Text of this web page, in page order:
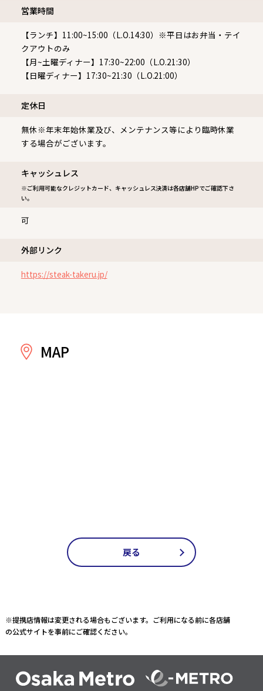
営業時間
【ランチ】11:00~15:00（L.O.14:30）※平日はお弁当・テイ
クアウトのみ
【月~土曜ディナー】17:30~22:00（L.O.21:30）
【日曜ディナー】17:30~21:30（L.O.21:00）
定休⽇
無休※年末年始休業及び、メンテナンス等により臨時休業
する場合がございます。
キャッシュレス
※ご利用可能なクレジットカード、キャッシュレス決済は各店舗HPでご確認下さ
い。
可
外部リンク
https://steak-takeru.jp/
MAP
戻る
※提携店情報は変更される場合もございます。ご利用になる前に各店舗
の公式サイトを事前にご確認ください。